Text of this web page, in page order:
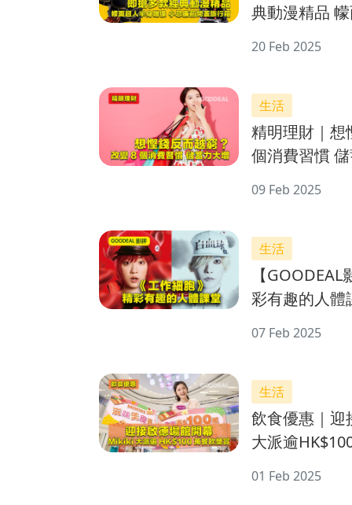
典動漫精品
20 Feb 2025
生活
精明理財｜想
個消費習慣
09 Feb 2025
生活
【
彩有趣的人體
07 Feb 2025
生活
飲食優惠｜
大派逾
01 Feb 2025